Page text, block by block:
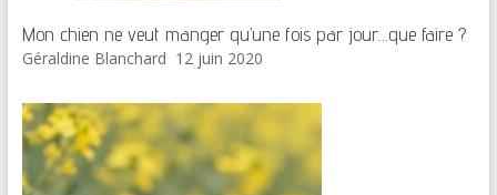
Mon chien ne veut manger qu’une fois par jour…que faire ?
Géraldine Blanchard 12 juin 2020